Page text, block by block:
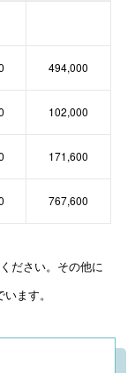
494,000
102,000
171,600
767,600
ださい。その他に
ます。